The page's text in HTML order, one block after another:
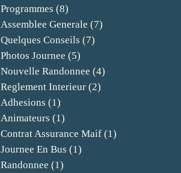
Programmes (8)
Assemblee Generale (7)
Quelques Conseils (7)
Photos Journee (5)
Nouvelle Randonnee (4)
Reglement Interieur (2)
Adhesions (1)
Animateurs (1)
Contrat Assurance Maif (1)
Journee En Bus (1)
Randonnee (1)